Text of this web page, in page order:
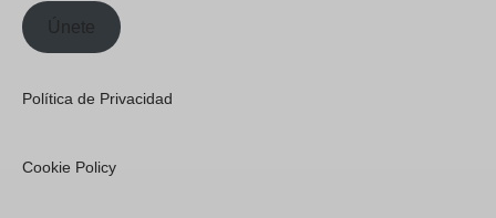
Únete
Política de Privacidad
Cookie Policy